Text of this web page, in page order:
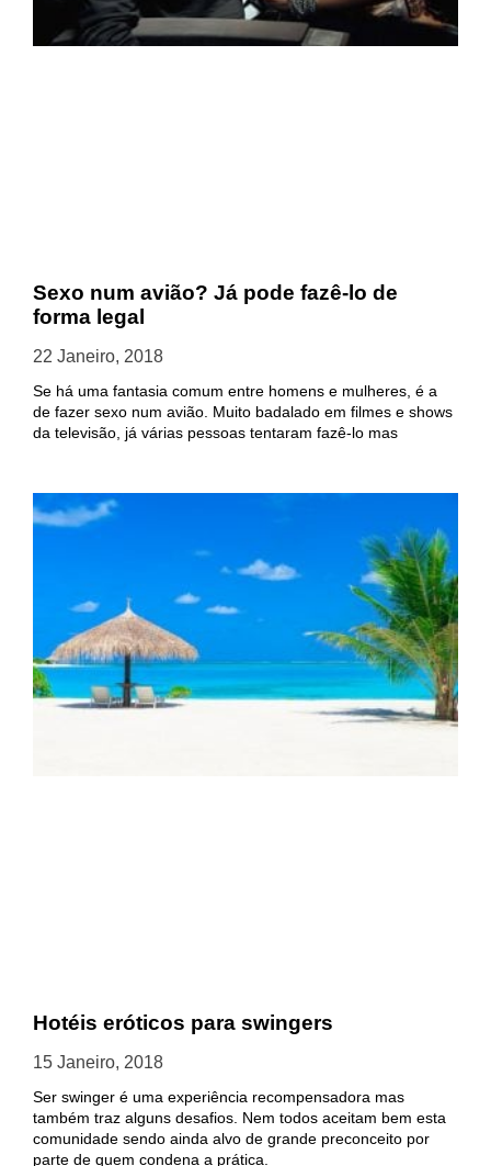
Sexo num avião? Já pode fazê-lo de
forma legal
22 Janeiro, 2018
Se há uma fantasia comum entre homens e mulheres, é a
de fazer sexo num avião. Muito badalado em filmes e shows
da televisão, já várias pessoas tentaram fazê-lo mas
Hotéis eróticos para swingers
15 Janeiro, 2018
Ser swinger é uma experiência recompensadora mas
também traz alguns desafios. Nem todos aceitam bem esta
comunidade sendo ainda alvo de grande preconceito por
parte de quem condena a prática.